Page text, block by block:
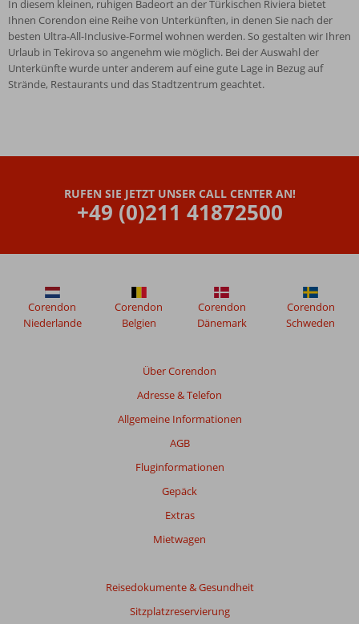
In diesem kleinen, ruhigen Badeort an der Türkischen Riviera bietet
Ihnen Corendon eine Reihe von Unterkünften, in denen Sie nach der
besten Ultra-All-Inclusive-Formel wohnen werden. So gestalten wir Ihren
Urlaub in Tekirova so angenehm wie möglich. Bei der Auswahl der
Unterkünfte wurde unter anderem auf eine gute Lage in Bezug auf
Strände, Restaurants und das Stadtzentrum geachtet.
RUFEN SIE JETZT UNSER CALL CENTER AN!
+49 (0)211 41872500
Über Corendon
Adresse & Telefon
Allgemeine Informationen
AGB
Fluginformationen
Gepäck
Extras
Mietwagen
Reisedokumente & Gesundheit
Sitzplatzreservierung
Corendon
Niederlande
Corendon
Belgien
Corendon
Dänemark
Corendon
Schweden